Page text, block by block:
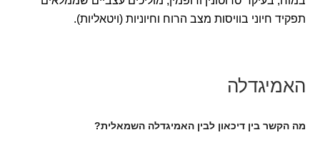
תפקיד חיוני בוויסות מצב הרוח וחיוניות (ויטאליות).
האמיגדלה
מה הקשר בין דיכאון לבין האמיגדלה השמאלית?